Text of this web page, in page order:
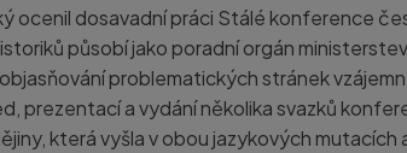
ocenil dosavadní práci Stálé konference
působí jako poradní orgán
problematických stránek
prezentací a vydání několika svazků
která vyšla v obou jazykových